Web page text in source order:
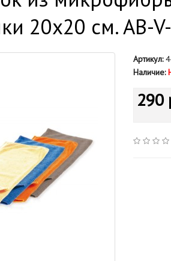
20х20 см. AB-
Артикул:
Наличие:
290